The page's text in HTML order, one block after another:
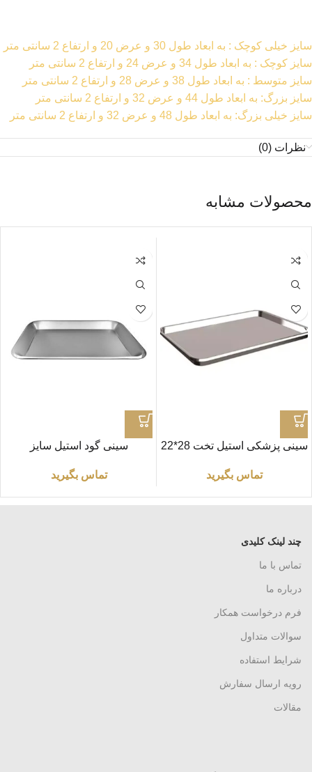
سایز خیلی کوچک : به ابعاد طول 30 و عرض 20 و ارتفاع 2 سانتی متر
سایز کوچک : به ابعاد طول 34 و عرض 24 و ارتفاع 2 سانتی متر
سایز متوسط : به ابعاد طول 38 و عرض 28 و ارتفاع 2 سانتی متر
سایز بزرگ: به ابعاد طول 44 و عرض 32 و ارتفاع 2 سانتی متر
سایز خیلی بزرگ: به ابعاد طول 48 و عرض 32 و ارتفاع 2 سانتی متر
نظرات (0)
محصولات مشابه
سینی پزشکی استیل تخت 28*22
تماس بگیرید
سینی گود استیل سایز
تماس بگیرید
چند لینک کلیدی
تماس با ما
درباره ما
فرم درخواست همکار
سوالات متداول
شرایط استفاده
رویه ارسال سفارش
مقالات